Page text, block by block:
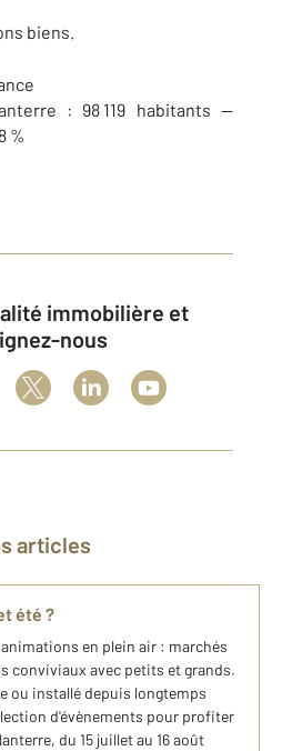
biens.
: 98 119 habitants —
%
nous
articles
été ?
en plein air : marchés
conviviaux avec petits et grands.
ou installé depuis longtemps
d'évènements pour profiter
du 15 juillet au 16 août